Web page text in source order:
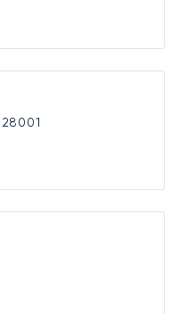
28001